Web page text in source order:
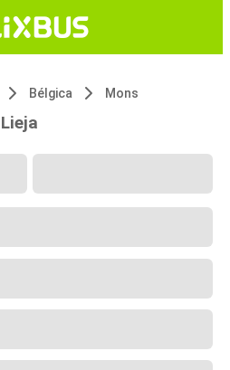
Bélgica Mons